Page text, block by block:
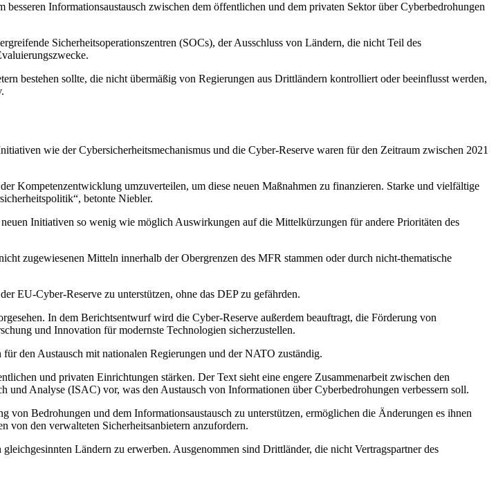
Informationsaustausch zwischen dem öffentlichen und dem privaten Sektor über Cyberbedrohungen
Sicherheitsoperationszentren (SOCs), der Ausschluss von Ländern, die nicht Teil des
bestehen sollte, die nicht übermäßig von Regierungen aus Drittländern kontrolliert oder beeinflusst werden,
wie der Cybersicherheitsmechanismus und die Cyber-Reserve waren für den Zeitraum zwischen 2021
Kompetenzentwicklung umzuverteilen, um diese neuen Maßnahmen zu finanzieren. Starke und vielfältige
betonte Niebler.
Initiativen so wenig wie möglich Auswirkungen auf die Mittelkürzungen für andere Prioritäten des
zugewiesenen Mitteln innerhalb der Obergrenzen des MFR stammen oder durch nicht-thematische
EU-Cyber-Reserve zu unterstützen, ohne das DEP zu gefährden.
In dem Berichtsentwurf wird die Cyber-Reserve außerdem beauftragt, die Förderung von
und Innovation für modernste Technologien sicherzustellen.
den Austausch mit nationalen Regierungen und der NATO zuständig.
und privaten Einrichtungen stärken. Der Text sieht eine engere Zusammenarbeit zwischen den
und Analyse (ISAC) vor, was den Austausch von Informationen über Cyberbedrohungen verbessern soll.
Bedrohungen und dem Informationsaustausch zu unterstützen, ermöglichen die Änderungen es ihnen
von den verwalteten Sicherheitsanbietern anzufordern.
Ländern zu erwerben. Ausgenommen sind Drittländer, die nicht Vertragspartner des